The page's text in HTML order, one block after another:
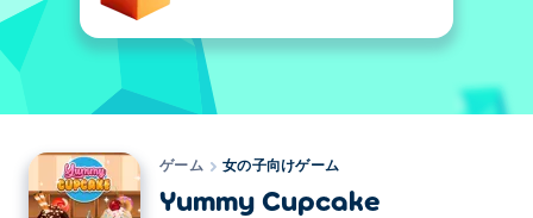
ゲーム 女の子向けゲーム
Yummy Cupcake